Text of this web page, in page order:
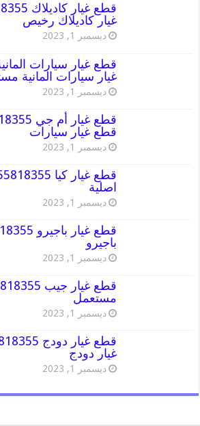
غيار كاديلاك رخيص
ديسمبر 1, 2023
غيار سيارات المانية
ديسمبر 1, 2023
قطع غيار سيارات
ديسمبر 1, 2023
اصلية
ديسمبر 1, 2023
باجيرو
ديسمبر 1, 2023
مستعمل
ديسمبر 1, 2023
غيار دودج
ديسمبر 1, 2023